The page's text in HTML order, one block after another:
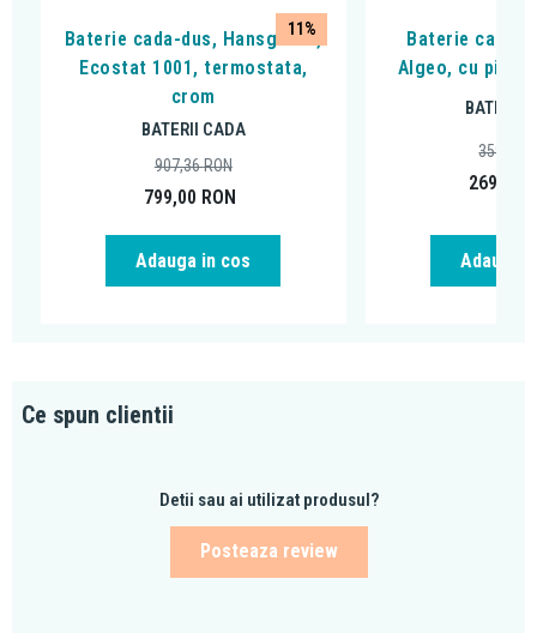
11%
Baterie cada-dus, Hansgrohe,
Ecostat 1001, termostata,
crom
BATERII CADA
799,00 RON
907,36RON
Adauga in cos
Baterie cada -
Algeo, cu pipa
BATERII
269,00
359,99
Adauga
Ce spun clientii
Detii sau ai utilizat produsul?
Posteaza review